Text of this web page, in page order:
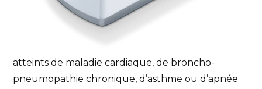
atteints de maladie cardiaque, de broncho-
pneumopathie chronique, d’asthme ou d’apnée